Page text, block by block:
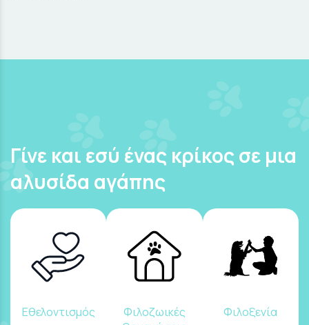
Γίνε και εσύ ένας κρίκος σε μια
αλυσίδα αγάπης
Εθελοντισμός
Φιλοζωικές
Φιλοξενία